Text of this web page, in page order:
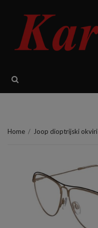
Home / Joop dioptrijski okviri